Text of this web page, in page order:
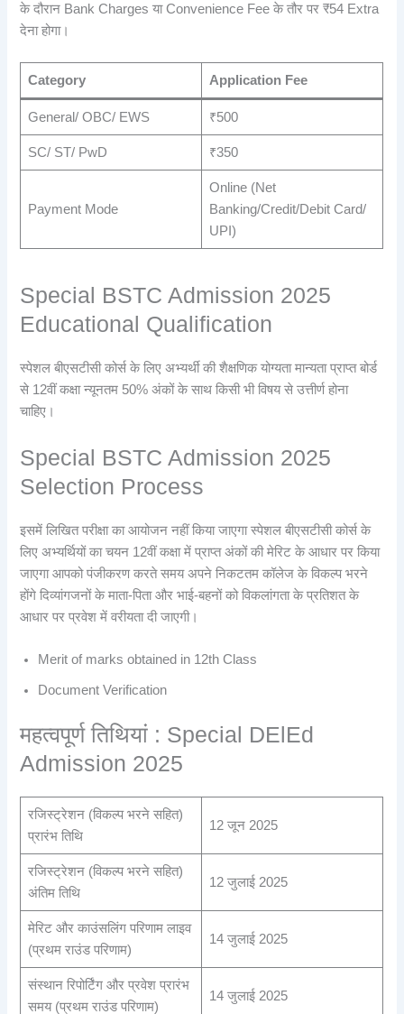
के दौरान Bank Charges या Convenience Fee के तौर पर ₹54 Extra
देना होगा।
Category Application Fee
General/ OBC/ EWS ₹500
SC/ ST/ PwD ₹350
Payment Mode
Online (Net
Banking/Credit/Debit Card/
UPI)
Special BSTC Admission 2025
Educational Qualification
स्पेशल बीएसटीसी कोर्स के लिए अभ्यर्थी की शैक्षणिक योग्यता मान्यता प्राप्त बोर्ड
से 12वीं कक्षा न्यूनतम 50% अंकों के साथ किसी भी विषय से उत्तीर्ण होना
चाहिए।
Special BSTC Admission 2025
Selection Process
इसमें लिखित परीक्षा का आयोजन नहीं किया जाएगा स्पेशल बीएसटीसी कोर्स के
लिए अभ्यर्थियों का चयन 12वीं कक्षा में प्राप्त अंकों की मेरिट के आधार पर किया
जाएगा आपको पंजीकरण करते समय अपने निकटतम कॉलेज के विकल्प भरने
होंगे दिव्यांगजनों के माता-पिता और भाई-बहनों को विकलांगता के प्रतिशत के
आधार पर प्रवेश में वरीयता दी जाएगी।
Merit of marks obtained in 12th Class
Document Verification
महत्वपूर्ण तिथियां : Special DElEd
Admission 2025
रजिस्ट्रेशन (विकल्प भरने सहित)
प्रारंभ तिथि
12 जून 2025
रजिस्ट्रेशन (विकल्प भरने सहित)
अंतिम तिथि
12 जुलाई 2025
मेरिट और काउंसलिंग परिणाम लाइव
(प्रथम राउंड परिणाम)
14 जुलाई 2025
संस्थान रिपोर्टिंग और प्रवेश प्रारंभ
समय (प्रथम राउंड परिणाम)
14 जुलाई 2025